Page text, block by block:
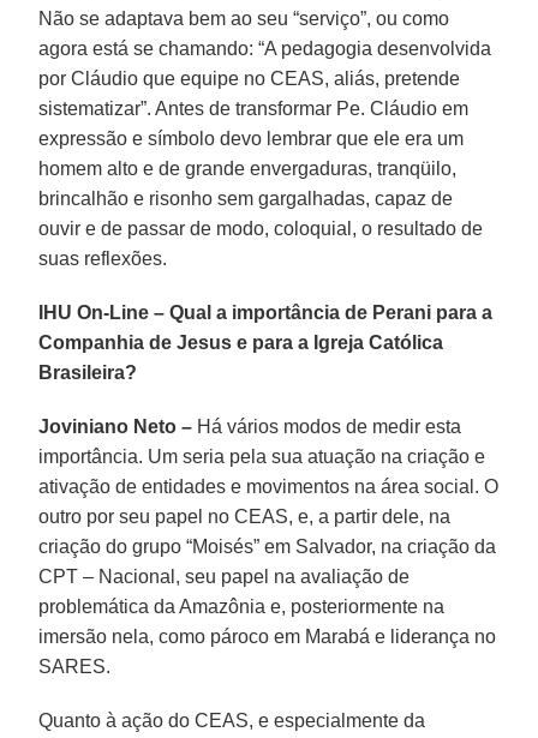
Não se adaptava bem ao seu “serviço”, ou como
agora está se chamando: “A pedagogia desenvolvida
por Cláudio que equipe no CEAS, aliás, pretende
sistematizar”. Antes de transformar Pe. Cláudio em
expressão e símbolo devo lembrar que ele era um
homem alto e de grande envergaduras, tranqüilo,
brincalhão e risonho sem gargalhadas, capaz de
ouvir e de passar de modo, coloquial, o resultado de
suas reflexões.
IHU On-Line – Qual a importância de Perani para a
Companhia de Jesus e para a Igreja Católica
Brasileira?
Joviniano Neto – Há vários modos de medir esta
importância. Um seria pela sua atuação na criação e
ativação de entidades e movimentos na área social. O
outro por seu papel no CEAS, e, a partir dele, na
criação do grupo “Moisés” em Salvador, na criação da
CPT – Nacional, seu papel na avaliação de
problemática da Amazônia e, posteriormente na
imersão nela, como pároco em Marabá e liderança no
SARES.
Quanto à ação do CEAS, e especialmente da